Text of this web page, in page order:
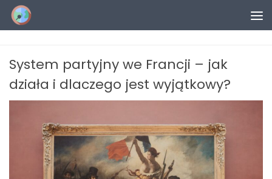
Przejdź do treści
System partyjny we Francji – jak
działa i dlaczego jest wyjątkowy?